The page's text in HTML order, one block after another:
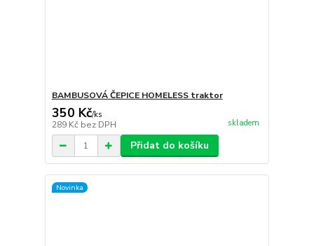
BAMBUSOVÁ ČEPICE HOMELESS traktor
350 Kč/ks
289 Kč bez DPH skladem
Přidat do košíku
Novinka